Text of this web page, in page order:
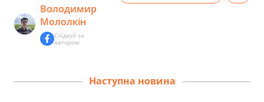
Володимир
Мололкін
Слідкуй за
автором
Наступна новина